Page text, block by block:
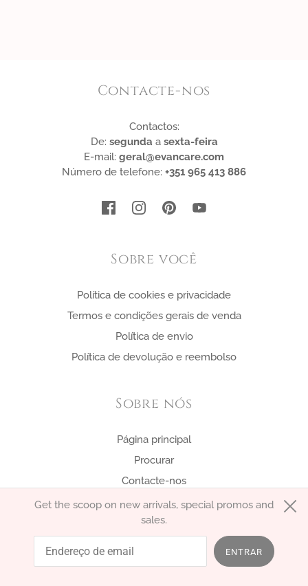
Contacte-nos
Contactos:
De: segunda a sexta-feira
E-mail: geral@evancare.com
Número de telefone: +351 965 413 886
Sobre você
Política de cookies e privacidade
Termos e condições gerais de venda
Política de envio
Política de devolução e reembolso
Sobre nós
Página principal
Procurar
Contacte-nos
Get the scoop on new arrivals, special promos and
sales.
ENTRAR